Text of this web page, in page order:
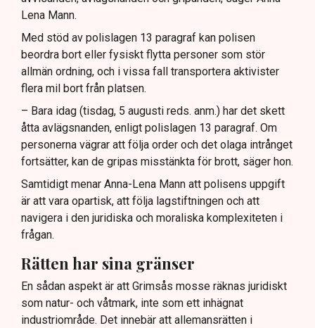
Lena Mann.
Med stöd av polislagen 13 paragraf kan polisen
beordra bort eller fysiskt flytta personer som stör
allmän ordning, och i vissa fall transportera aktivister
flera mil bort från platsen.
– Bara idag (tisdag, 5 augusti reds. anm.) har det skett
åtta avlägsnanden, enligt polislagen 13 paragraf. Om
personerna vägrar att följa order och det olaga intrånget
fortsätter, kan de gripas misstänkta för brott, säger hon.
Samtidigt menar Anna-Lena Mann att polisens uppgift
är att vara opartisk, att följa lagstiftningen och att
navigera i den juridiska och moraliska komplexiteten i
frågan.
Rätten har sina gränser
En sådan aspekt är att Grimsås mosse räknas juridiskt
som natur- och våtmark, inte som ett inhägnat
industriområde. Det innebär att allemansrätten i